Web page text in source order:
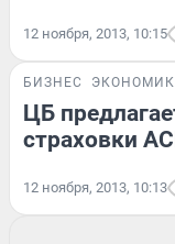
12 ноября, 2013, 10:15
БИЗНЕС
ЦБ
страховки
12 ноября, 2013, 10:13